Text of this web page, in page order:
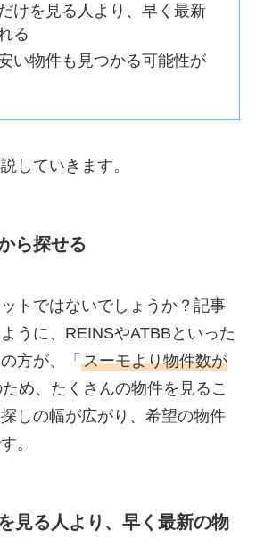
けを見る人より、早く最新
る
い物件も見つかる可能性が
していきます。
ら探せる
トではないでしょうか？記事
うに、REINSやATBBといった
方が、「 スーモより物件数が
め、たくさんの物件を見るこ
しの幅が広がり、希望の物件
。
見る人より、早く最新の物